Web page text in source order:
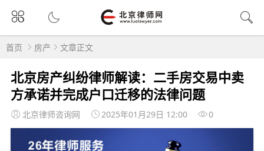
首页 房产 文章正文
北京房产纠纷律师解读：二手房交易中卖
方承诺并完成户口迁移的法律问题
北京律师咨询网 2025年01月29日 12:00 0